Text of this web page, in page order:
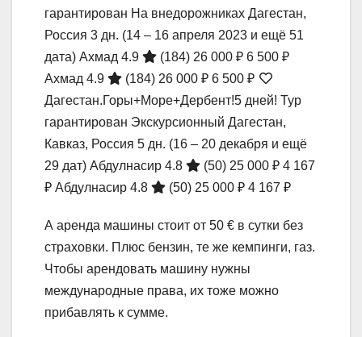
гарантирован На внедорожниках Дагестан,
Россия 3 дн. (14 – 16 апреля 2023 и ещё 51
дата) Ахмад 4.9 (184) 26 000 ₽ 6 500 ₽
Ахмад 4.9
(184) 26 000 ₽ 6 500 ₽
Дагестан.Горы+Море+Дербент!5 дней! Тур
гарантирован Экскурсионный Дагестан,
Кавказ, Россия 5 дн. (16 – 20 декабря и ещё
29 дат) Абдулнасир 4.8 (50) 25 000 ₽ 4 167
₽ Абдулнасир 4.8 (50) 25 000 ₽ 4 167 ₽
А аренда машины стоит от 50 € в сутки без
страховки. Плюс бензин, те же кемпинги, газ.
Чтобы арендовать машину нужны
международные права, их тоже можно
прибавлять к сумме.